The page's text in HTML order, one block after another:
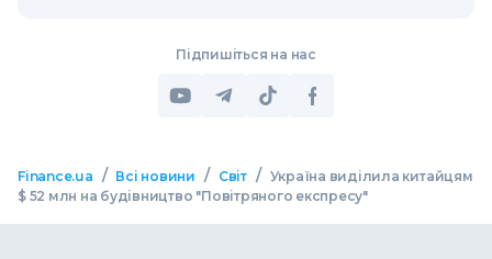
Підпишіться на нас
Finance.ua / Всі новини / Світ / Україна виділила китайцям
$ 52 млн на будівництво "Повітряного експресу"